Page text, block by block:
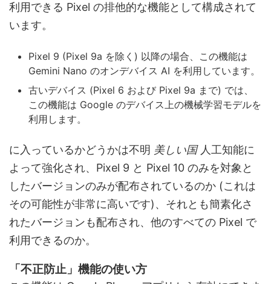
利用できる Pixel の排他的な機能として構成されて
います。
Pixel 9 (Pixel 9a を除く) 以降の場合、この機能は
Gemini Nano のオンデバイス AI を利用しています。
古いデバイス (Pixel 6 および Pixel 9a まで) では、
この機能は Google のデバイス上の機械学習モデルを
利用します。
に入っているかどうかは不明 美しい国 人工知能に
よって強化され、Pixel 9 と Pixel 10 のみを対象と
したバージョンのみが配布されているのか (これは
その可能性が非常に高いです)、それとも簡素化さ
れたバージョンも配布され、他のすべての Pixel で
利用できるのか。
「不正防止」機能の使い方